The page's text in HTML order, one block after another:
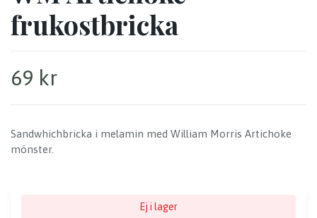
frukostbricka
69 kr
Sandwhichbricka i melamin med William Morris Artichoke
mönster.
Ej i lager